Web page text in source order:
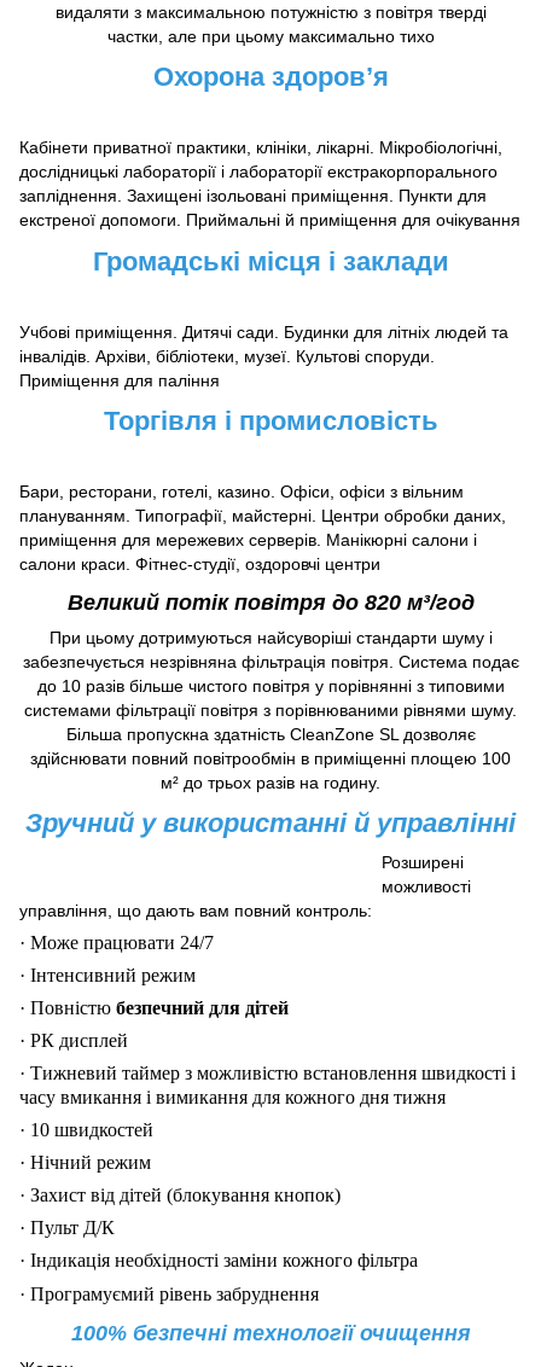
видаляти з максимальною потужністю з повітря тверді
частки, але при цьому максимально тихо
Охорона здоров’я
Кабінети приватної практики, клініки, лікарні. Мікробіологічні,
дослідницькі лабораторії і лабораторії екстракорпорального
запліднення. Захищені ізольовані приміщення. Пункти для
екстреної допомоги. Приймальні й приміщення для очікування
Громадські місця і заклади
Учбові приміщення. Дитячі сади. Будинки для літніх людей та
інвалідів. Архіви, бібліотеки, музеї. Культові споруди.
Приміщення для паління
Торгівля і промисловість
Бари, ресторани, готелі, казино. Офіси, офіси з вільним
плануванням. Типографії, майстерні. Центри обробки даних,
приміщення для мережевих серверів. Манікюрні салони і
салони краси. Фітнес-студії, оздоровчі центри
Великий потік повітря до 820 м³/год
При цьому дотримуються найсуворіші стандарти шуму і
забезпечується незрівняна фільтрація повітря. Система подає
до 10 разів більше чистого повітря у порівнянні з типовими
системами фільтрації повітря з порівнюваними рівнями шуму.
Більша пропускна здатність CleanZone SL дозволяє
здійснювати повний повітрообмін в приміщенні площею 100
м² до трьох разів на годину.
Зручний у використанні й управлінні
Розширені
можливості
управління, що дають вам повний контроль:
· Може працювати 24/7
· Інтенсивний режим
· Повністю безпечний для дітей
· РК дисплей
· Тижневий таймер з можливістю встановлення швидкості і
часу вмикання і вимикання для кожного дня тижня
· 10 швидкостей
· Нічний режим
· Захист від дітей (блокування кнопок)
· Пульт Д/К
· Індикація необхідності заміни кожного фільтра
· Програмуємий рівень забруднення
100% безпечні технології очищення